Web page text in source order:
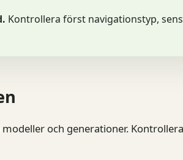
Kontrollera först navigationstyp,
och generationer.